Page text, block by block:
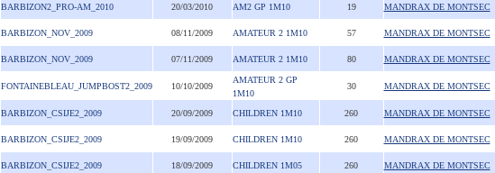
BARBIZON2_PRO-AM_2010 20/03/2010 AM2 GP 1M10 19 MANDRAX DE MONTSEC
BARBIZON_NOV_2009 08/11/2009 AMATEUR 2 1M10 57 MANDRAX DE MONTSEC
BARBIZON_NOV_2009 07/11/2009 AMATEUR 2 1M10 80 MANDRAX DE MONTSEC
FONTAINEBLEAU_JUMPBOST2_2009 10/10/2009
AMATEUR 2 GP
1M10
30 MANDRAX DE MONTSEC
BARBIZON_CSIJE2_2009 20/09/2009 CHILDREN 1M10 260 MANDRAX DE MONTSEC
BARBIZON_CSIJE2_2009 19/09/2009 CHILDREN 1M10 260 MANDRAX DE MONTSEC
BARBIZON_CSIJE2_2009 18/09/2009 CHILDREN 1M05 260 MANDRAX DE MONTSEC